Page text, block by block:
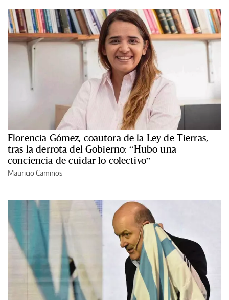
Florencia Gómez, coautora de la Ley de Tierras,
tras la derrota del Gobierno: “Hubo una
conciencia de cuidar lo colectivo”
Mauricio Caminos